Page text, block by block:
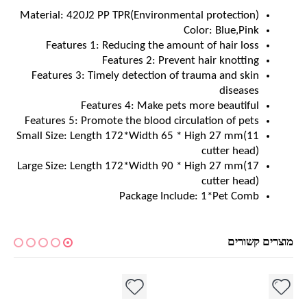
Material: 420J2 PP TPR(Environmental protection)
Color: Blue,Pink
Features 1: Reducing the amount of hair loss
Features 2: Prevent hair knotting
Features 3: Timely detection of trauma and skin
diseases
Features 4: Make pets more beautiful
Features 5: Promote the blood circulation of pets
Small Size: Length 172*Width 65 * High 27 mm(11
cutter head)
Large Size: Length 172*Width 90 * High 27 mm(17
cutter head)
Package Include: 1*Pet Comb
מוצרים קשורים